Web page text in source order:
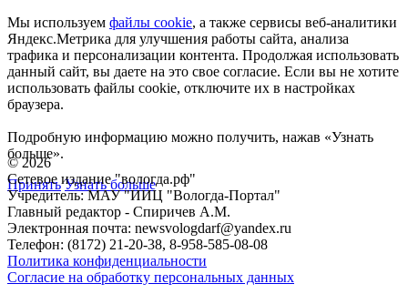
©2026
Сетевое издание "вологда.рф"
Учредитель: МАУ "ИИЦ "Вологда-Портал"
Главный редактор - Спиричев А.М.
Электронная почта: newsvologdarf@yandex.ru
Телефон: (8172) 21-20-38, 8-958-585-08-08
Политика конфиденциальности
Согласие на обработку персональных данных
Мы используем файлы cookie, а также сервисы веб-аналитики
Яндекс.Метрика для улучшения работы сайта, анализа
трафика и персонализации контента. Продолжая использовать
данный сайт, вы даете на это свое согласие. Если вы не хотите
использовать файлы cookie, отключите их в настройках
браузера.
Подробную информацию можно получить, нажав «Узнать
больше».
Принять Узнать больше